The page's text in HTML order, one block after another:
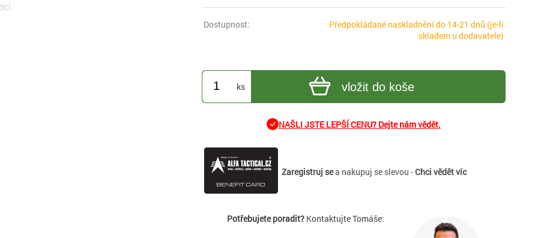
Dostupnost:
Předpokládané naskladnění do 14-21 dnů (je-li
skladem u dodavatele)
ks vložit do koše
NAŠLI JSTE LEPŠÍ CENU? Dejte nám vědět.
Zaregistruj sea nakupuj se slevou -Chci vědět víc
Potřebujete poradit?Kontaktujte Tomáše: